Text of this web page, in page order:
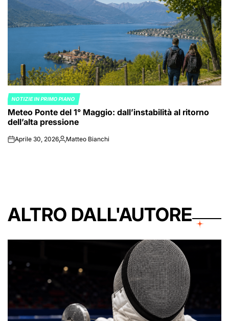
POSTED
IN
NOTIZIE IN PRIMO PIANO
Meteo Ponte del 1° Maggio: dall’instabilità al ritorno
dell’alta pressione
onAprile 30, 2026Posted
Matteo Bianchi
ALTRO DALL'AUTORE